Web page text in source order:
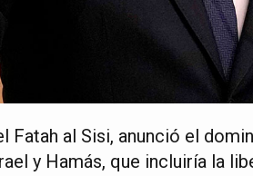
Fatah al Sisi, anunció el
y Hamás, que incluiría la